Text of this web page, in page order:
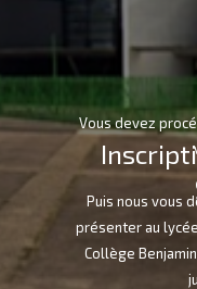
Vous devez
Puis nous vous
présenter au
Collège Benjamin